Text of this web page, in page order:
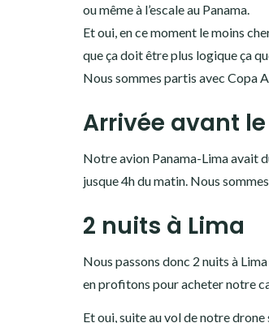
ou même à l’escale au Panama.
Et oui, en ce moment le moins
que ça doit être plus logique ça
Nous sommes partis avec Copa
Arrivée avant
Notre avion Panama-Lima avait
jusque 4h du matin. Nous
2 nuits à Lima
Nous passons donc 2 nuits à
en profitons pour acheter notre
Et oui, suite au vol de notre drone